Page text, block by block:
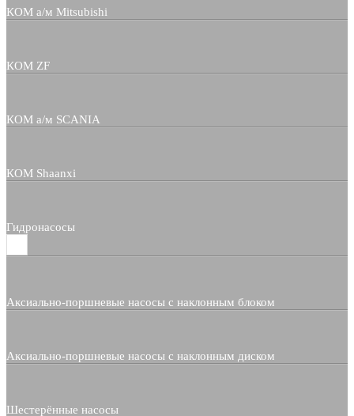
КОМ а/м Mitsubishi
КОМ ZF
КОМ а/м SCANIA
КОМ Shaanxi
Гидронасосы
Аксиально-поршневые насосы с наклонным блоком
Аксиально-поршневые насосы с наклонным диском
Шестерённые насосы